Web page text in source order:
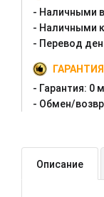
- Наличными
- Наличными
- Перевод
ГАРАНТИЯ
- Гарантия: 0
- Oбмен/
Описание